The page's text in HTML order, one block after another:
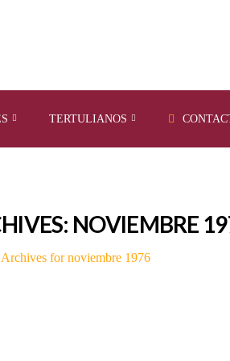
TERTULIANOS
NOVIEMBRE
Archives for noviembre 1976